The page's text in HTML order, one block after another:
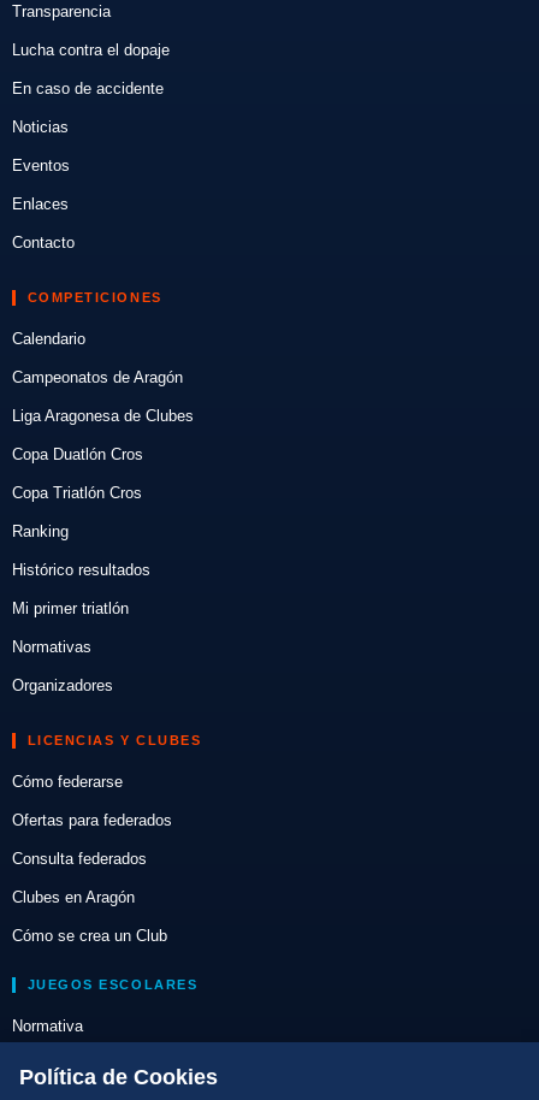
Transparencia
Lucha contra el dopaje
En caso de accidente
Noticias
Eventos
Enlaces
Contacto
COMPETICIONES
Calendario
Campeonatos de Aragón
Liga Aragonesa de Clubes
Copa Duatlón Cros
Copa Triatlón Cros
Ranking
Histórico resultados
Mi primer triatlón
Normativas
Organizadores
LICENCIAS Y CLUBES
Cómo federarse
Ofertas para federados
Consulta federados
Clubes en Aragón
Cómo se crea un Club
JUEGOS ESCOLARES
Normativa
Escuelas de Triatlón
Política de Cookies